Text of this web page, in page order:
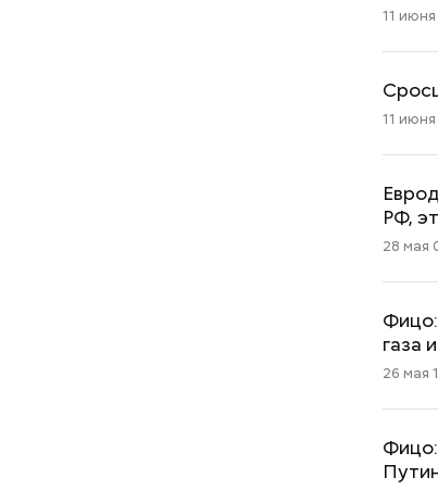
11
11 июня
РФ,
28 мая
газа
26 мая